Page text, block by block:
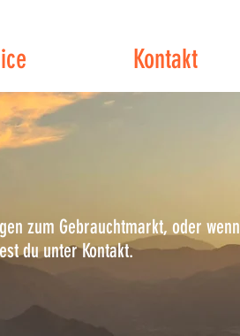
Kontakt
zum Gebrauchtmarkt, oder wenn
du unter Kontakt.